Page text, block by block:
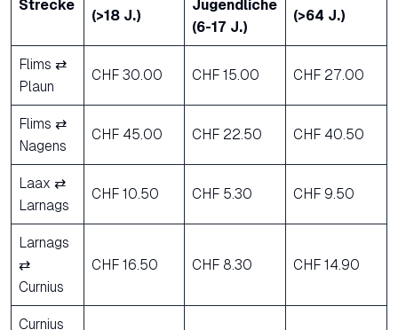
Strecke
(>18 J.)
Jugendliche
(6-17 J.)
(>64 J.)
Flims ⇄
Plaun
CHF 30.00 CHF 15.00 CHF 27.00
Flims ⇄
Nagens
CHF 45.00 CHF 22.50 CHF 40.50
Laax ⇄
Larnags
CHF 10.50 CHF 5.30 CHF 9.50
Larnags
⇄
Curnius
CHF 16.50 CHF 8.30 CHF 14.90
Curnius